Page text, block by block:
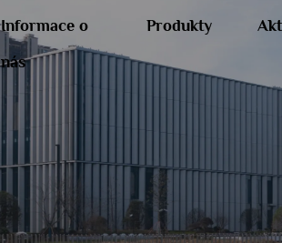
Informace o
nás
Produkty